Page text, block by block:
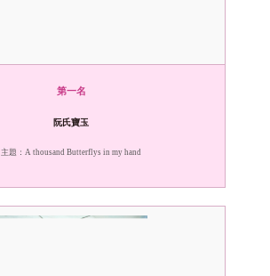
第一名
阮氏寶玉
主題：A thousand Butterflys in my hand